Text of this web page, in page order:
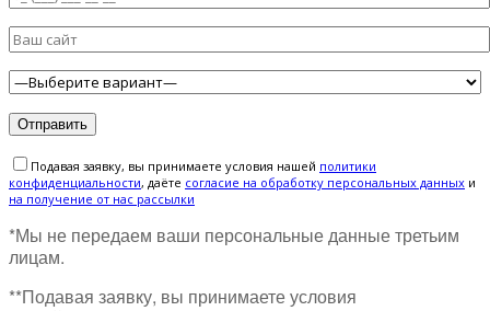
Подавая заявку, вы принимаете условия нашей политики
конфиденциальности, даёте cогласие на обработку персональных данных и
на получение от нас рассылки
*Мы не передаем ваши персональные данные третьим
лицам.
**Подавая заявку, вы принимаете условия